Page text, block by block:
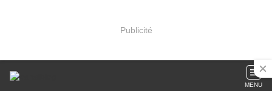
Publicité
MENU